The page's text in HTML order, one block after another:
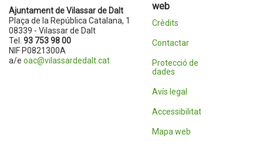
Ajuntament de Vilassar de Dalt
Plaça de la República Catalana, 1
08339 - Vilassar de Dalt
Tel. 93 753 98 00
NIF P0821300A
a/e oac@vilassardedalt.cat
web
Crèdits
Contactar
Protecció de
dades
Avís legal
Accessibilitat
Mapa web